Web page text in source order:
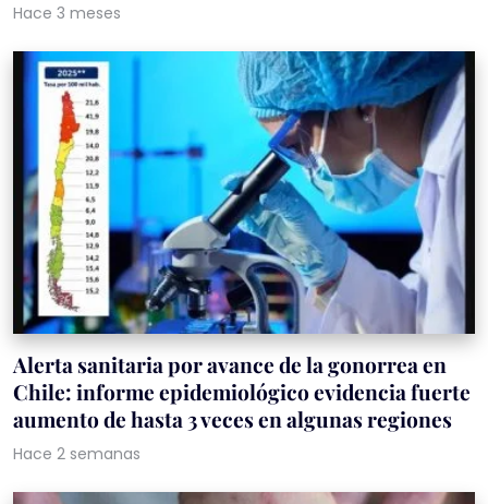
Hace 3 meses
Alerta sanitaria por avance de la gonorrea en
Chile: informe epidemiológico evidencia fuerte
aumento de hasta 3 veces en algunas regiones
Hace 2 semanas